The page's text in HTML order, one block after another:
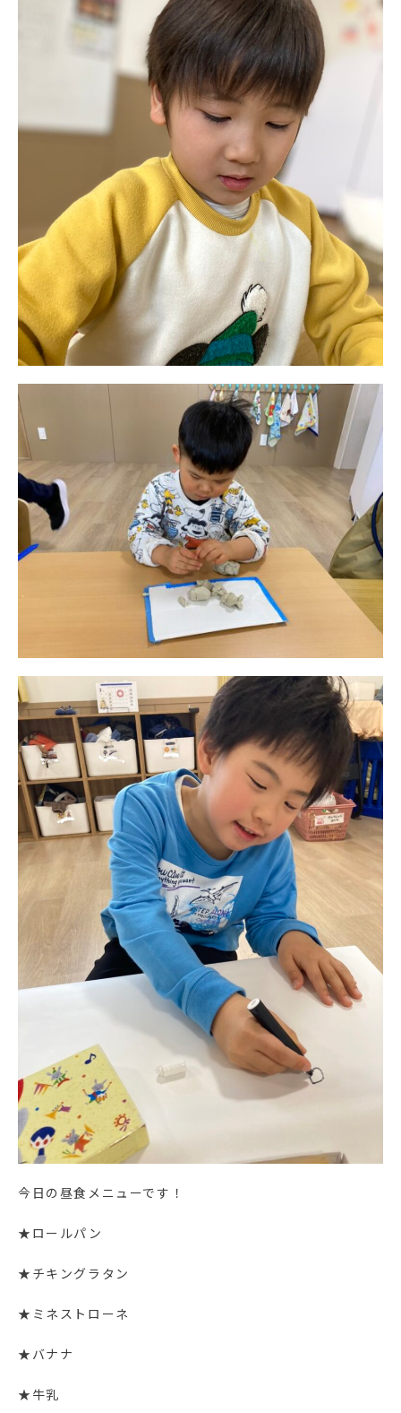
今日の昼食メニューです！
★ロールパン
★チキングラタン
★ミネストローネ
★バナナ
★牛乳